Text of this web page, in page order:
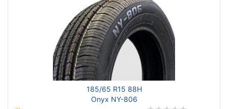
185/65 R15 88H
Onyx NY-806